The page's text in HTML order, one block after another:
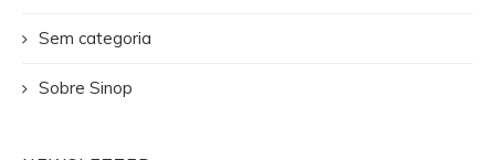
Sem categoria
Sobre Sinop